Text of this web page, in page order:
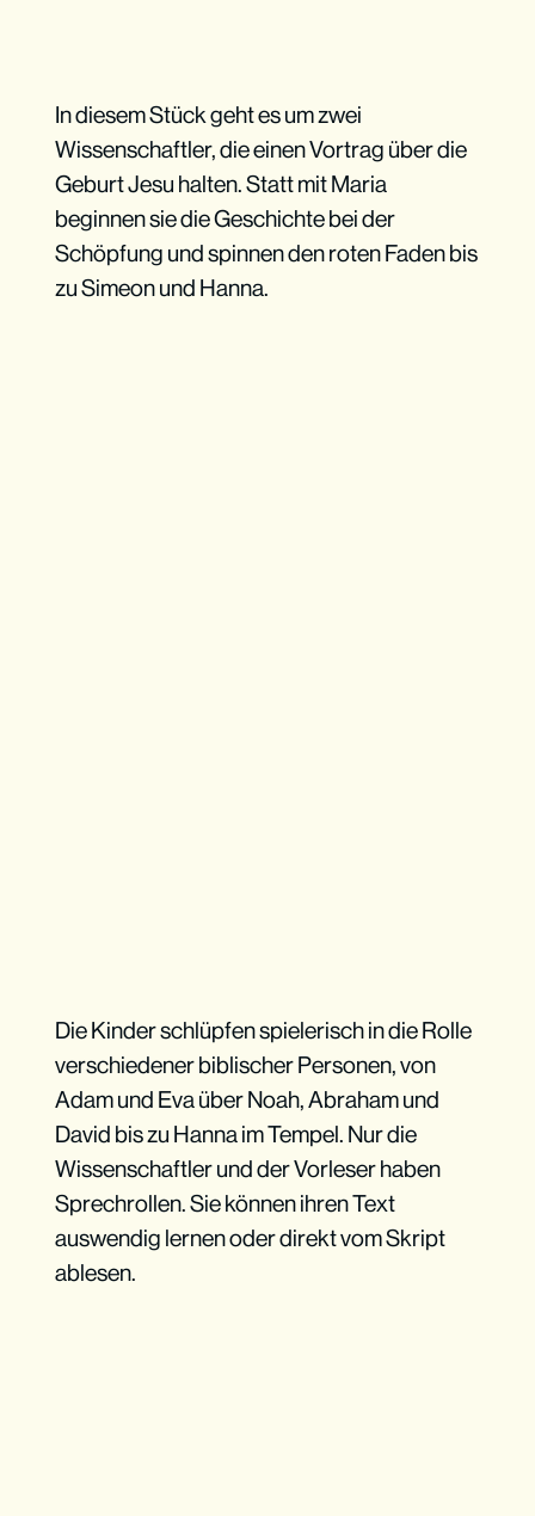
In diesem Stück geht es um zwei
Wissenschaftler, die einen Vortrag über die
Geburt Jesu halten. Statt mit Maria
beginnen sie die Geschichte bei der
Schöpfung und spinnen den roten Faden bis
zu Simeon und Hanna.
Die Kinder schlüpfen spielerisch in die Rolle
verschiedener biblischer Personen, von
Adam und Eva über Noah, Abraham und
David bis zu Hanna im Tempel. Nur die
Wissenschaftler und der Vorleser haben
Sprechrollen. Sie können ihren Text
auswendig lernen oder direkt vom Skript
ablesen.